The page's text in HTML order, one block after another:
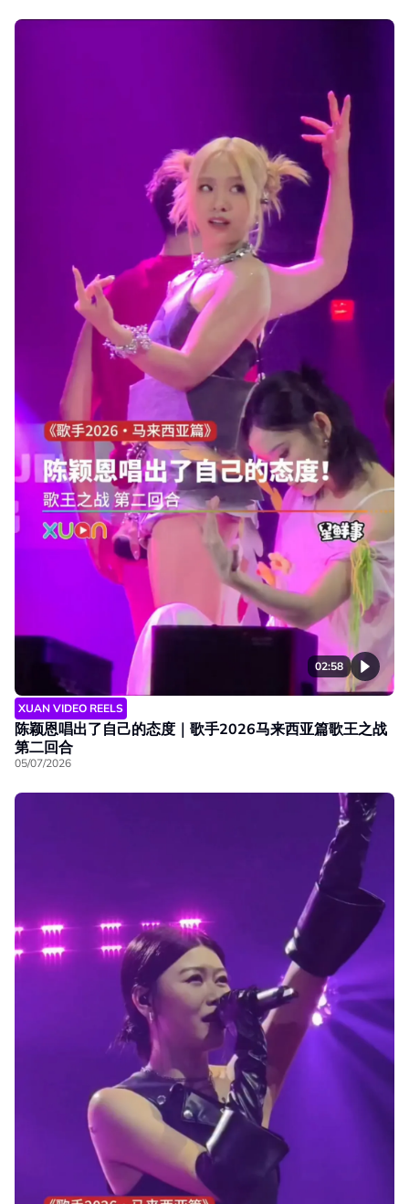
02:58
XUAN VIDEO REELS
陈颖恩唱出了自己的态度｜歌手2026马来西亚篇歌王之战
第二回合
05/07/2026